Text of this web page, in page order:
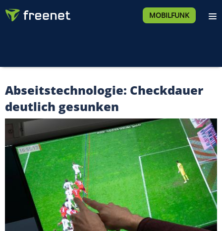
MOBILFUNK
Abseitstechnologie: Checkdauer
deutlich gesunken